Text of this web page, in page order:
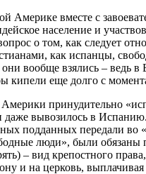
Америке вместе с
население и
о том, как следует
как испанцы,
вообще взялись –
кипели еще долго с
принудительно
даже вывозилось в
подданных передали во
люди», были обязаны
– вид крепостного
и на церковь, выплачивая